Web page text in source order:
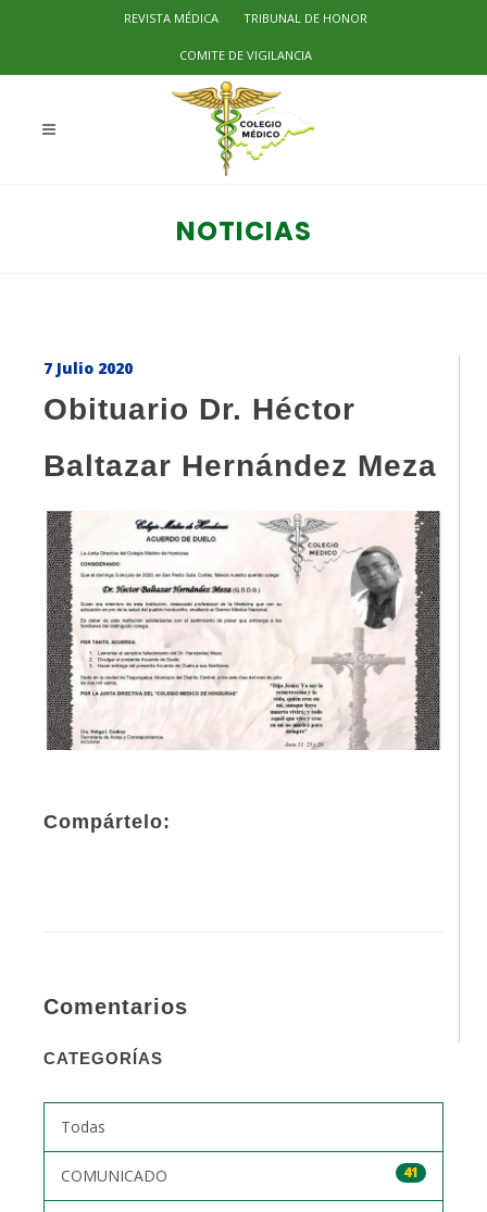
REVISTA MÉDICA TRIBUNAL DE HONOR
COMITE DE VIGILANCIA
NOTICIAS
7 Julio 2020
Obituario Dr. Héctor
Baltazar Hernández Meza
Compártelo:
Comentarios
CATEGORÍAS
Todas
41
COMUNICADO